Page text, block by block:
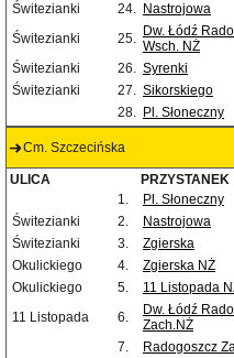
Świtezianki
24. Nastrojowa
Świtezianki
25. Dw. Łódź
Wsch. NŻ
Świtezianki 26. Syrenki
Świtezianki
27. Sikorskiego
28. Pl. Słoneczny
Cm. Szczecińska
ULICA PRZYSTANEK
1.
Pl. Słoneczny
Świtezianki
2. Nastrojowa
Świtezianki
3. Zgierska
Okulickiego
4. Zgierska NŻ
Okulickiego
5.
11 Listopada
11 Listopada
6.
Dw. Łódź
Zach.NŻ
7.
Radogoszcz